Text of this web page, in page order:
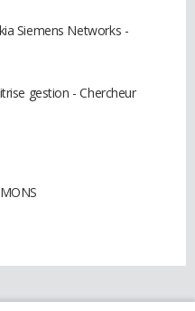
Siemens Networks -
gestion - Chercheur